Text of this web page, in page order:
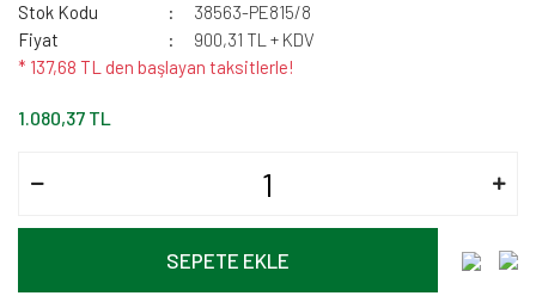
Stok Kodu
38563-PE815/8
Fiyat
900,31 TL + KDV
* 137,68 TL den başlayan taksitlerle!
1.080,37 TL
SEPETE EKLE